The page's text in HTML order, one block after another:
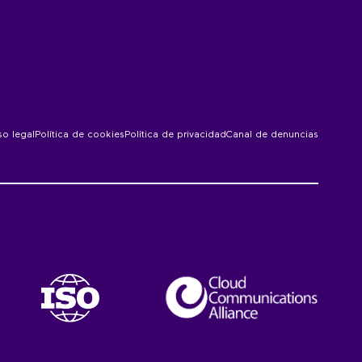
legal Política de cookies Política de privacidadCanal de denuncias